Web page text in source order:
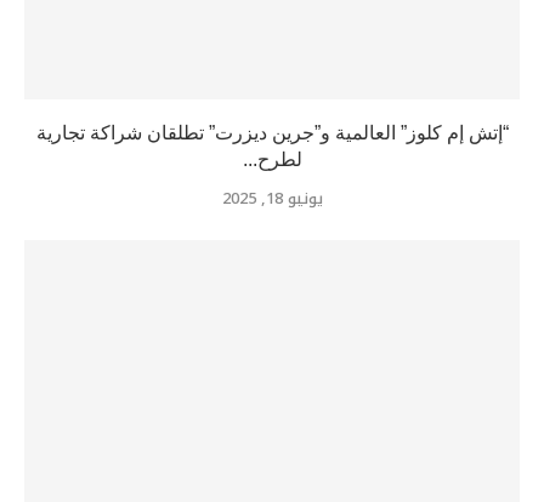
“إتش إم كلوز” العالمية و”جرين ديزرت” تطلقان شراكة تجارية
لطرح...
يونيو 18, 2025